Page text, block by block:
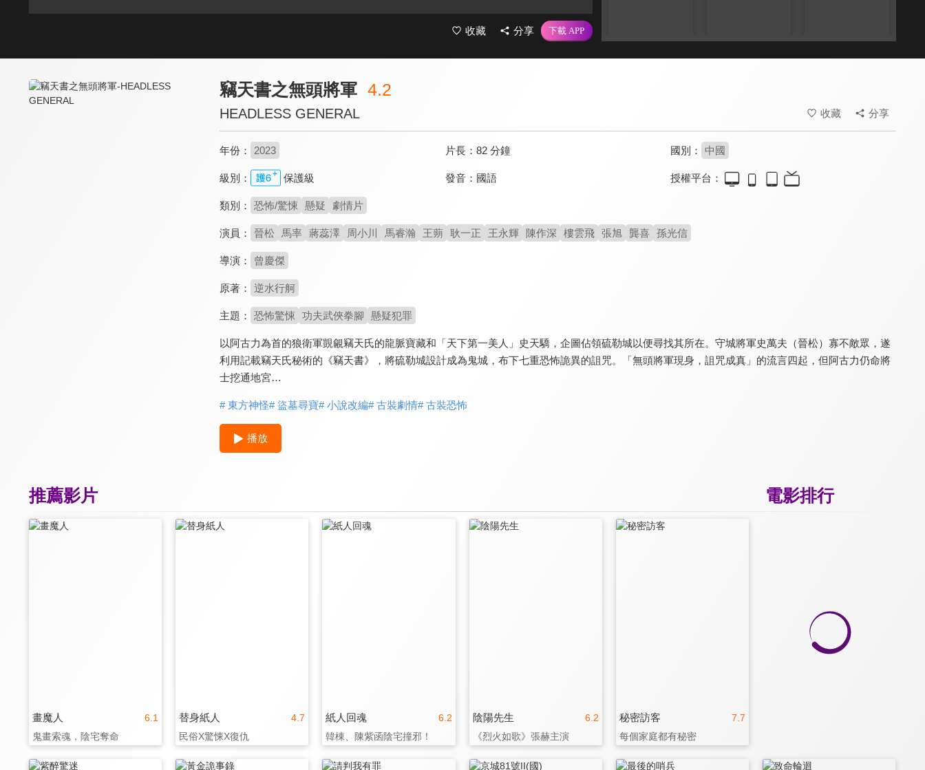
收藏 分享
5.4
黃金詭事錄
江湖俠士粉碎洋鬼子陰謀
竊天書之無頭將軍 4.2
HEADLESS GENERAL 收藏 分享
年份： 2023 片長： 82 分鐘 國別： 中國
級別： 保護級 發音： 國語 授權平台：
類別： 恐怖/驚悚 懸疑 劇情片
演員： 晉松 馬率 蔣蕊澤 周小川 馬睿瀚 王蒴 耿一正 王永輝 陳作深 樓雲飛 張旭 龔喜 孫光信
導演： 曾慶傑
原著： 逆水行舸
主題： 恐怖驚悚 功夫武俠拳腳 懸疑犯罪
以阿古力為首的狼衛軍覬覦竊天氏的龍脈寶藏和「天下第一美人」史天驕，企圖佔領硫勒城以便尋找其所在。守城將軍史萬夫（晉松）寡不敵眾，遂
利用記載竊天氏秘術的《竊天書》，將硫勒城設計成為鬼城，布下七重恐怖詭異的詛咒。「無頭將軍現身，詛咒成真」的流言四起，但阿古力仍命將
士挖通地宮…
# 東方神怪# 盜墓尋寶# 小說改編# 古裝劇情# 古裝恐怖
播放
電影排行
推薦影片
6.1
畫魔人
鬼畫索魂，陰宅奪命
4.7
替身紙人
民俗X驚悚X復仇
6.2
紙人回魂
韓棟、陳紫函陰宅撞邪！
6.2
陰陽先生
《烈火如歌》張赫主演
7.7
秘密訪客
每個家庭都有秘密